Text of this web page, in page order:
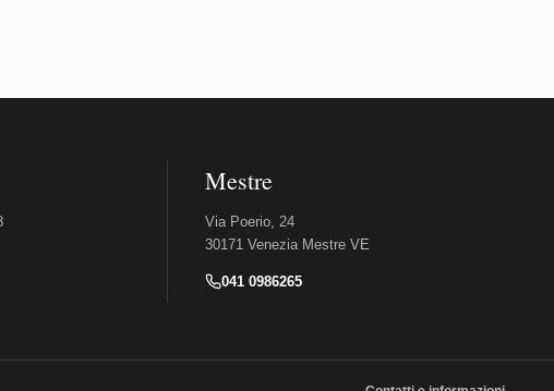
Mestre
Via Poerio, 24
30171 Venezia Mestre VE
041 0986265